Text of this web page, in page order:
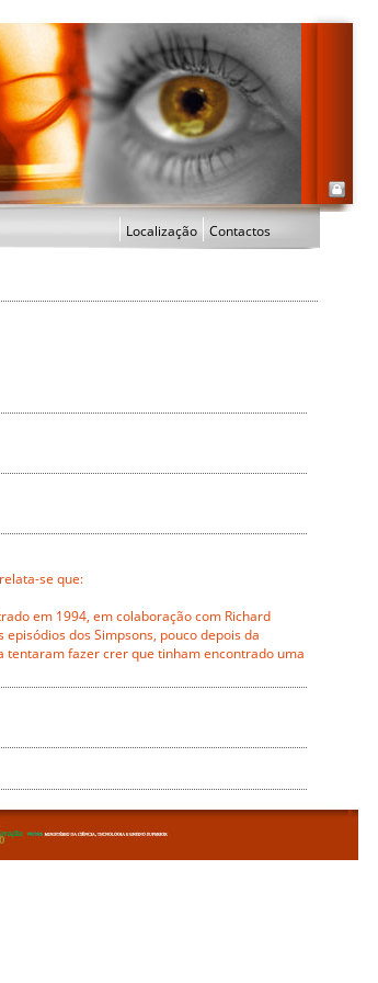
Contactos
Localização
se que:
em 1994, em colaboração com Richard
dos Simpsons, pouco depois da
tentaram fazer crer que tinham encontrado uma